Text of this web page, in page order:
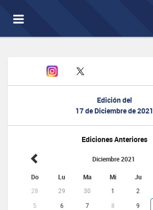
Toggle
navigation
Edición del
17 de Diciembre de 2021
Ediciones Anteriores
Diciembre 2021
Do Lu Ma Mi Ju
28 29 30 1 2
5 6 7 8 9